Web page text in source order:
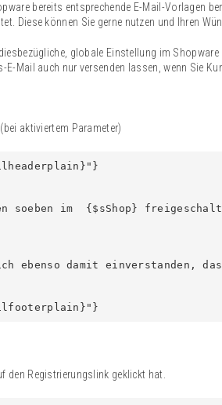
bereits entsprechende E-Mail-Vorlagen
Diese können Sie gerne nutzen und Ihren
globale Einstellung im
Mail auch nur versenden lassen, wenn Sie
aktiviertem Parameter)
soeben im  {$sShop}
ebenso damit einverstanden,
den Registrierungslink geklickt hat.